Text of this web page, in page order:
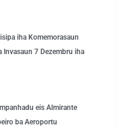
iha Komemorasaun
Invasaun 7 Dezembru iha
eis Almirante
ba Aeroportu